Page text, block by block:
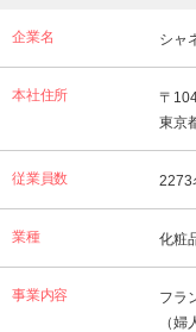
企業名 シャ
本社住所
〒
東京
従業員数 2273
業種 化粧
事業内容
フラ
（